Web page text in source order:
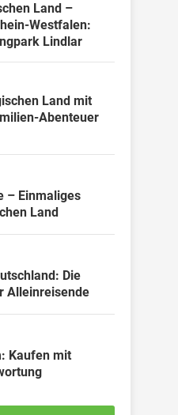
Land –
Westfalen:
Lindlar
Land mit
Abenteuer
– Einmaliges
Land
Die
Alleinreisende
Kaufen mit